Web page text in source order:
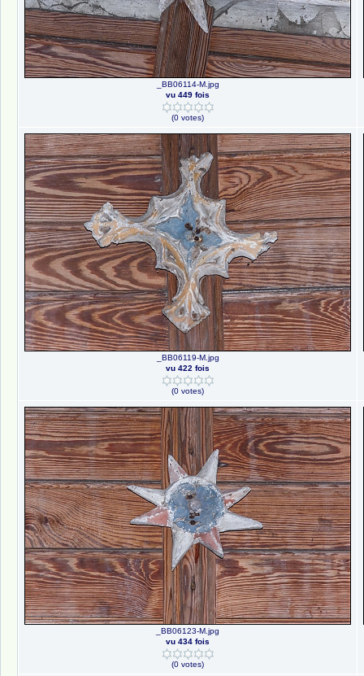
_BB06114-M.jpg
vu 449 fois
(0 votes)
_BB06119-M.jpg
vu 422 fois
(0 votes)
_BB06123-M.jpg
vu 434 fois
(0 votes)